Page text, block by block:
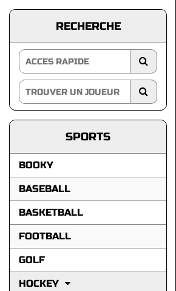
RECHERCHE
SPORTS
BOOKY
BASEBALL
BASKETBALL
FOOTBALL
GOLF
HOCKEY